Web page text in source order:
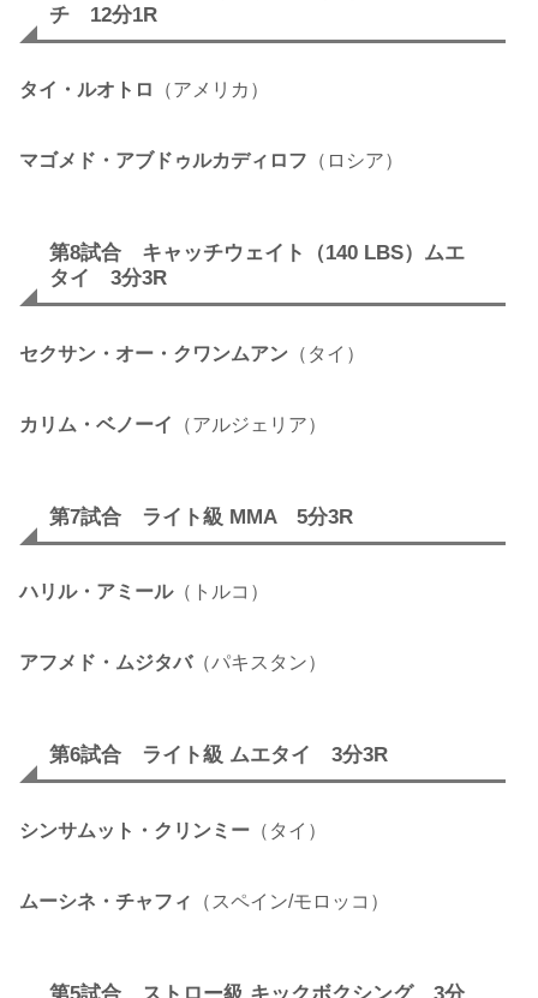
チ 12分1R
タイ・ルオトロ （アメリカ）
マゴメド・アブドゥルカディロフ （ロシア）
第8試合 キャッチウェイト（140 LBS）ムエ
タイ 3分3R
セクサン・オー・クワンムアン （タイ）
カリム・ベノーイ （アルジェリア）
第7試合 ライト級 MMA 5分3R
ハリル・アミール（トルコ）
アフメド・ムジタバ（パキスタン）
第6試合 ライト級 ムエタイ 3分3R
シンサムット・クリンミー （タイ）
ムーシネ・チャフィ （スペイン/モロッコ）